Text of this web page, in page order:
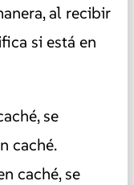
al recibir
si está en
se
caché.
caché, se